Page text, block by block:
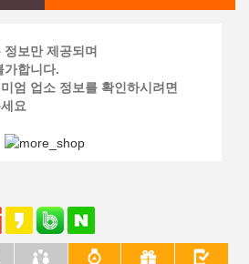
보만 제공되며
가합니다.
엄 업소 정보를 확인하시려면
요